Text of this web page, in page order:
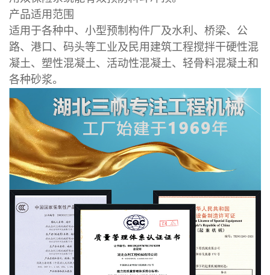
产品适用范围
适用于各种中、小型预制构件厂及水利、桥梁、公
路、港口、码头等工业及民用建筑工程搅拌干硬性混
凝土、塑性混凝土、活动性混凝土、轻骨料混凝土和
各种砂浆。